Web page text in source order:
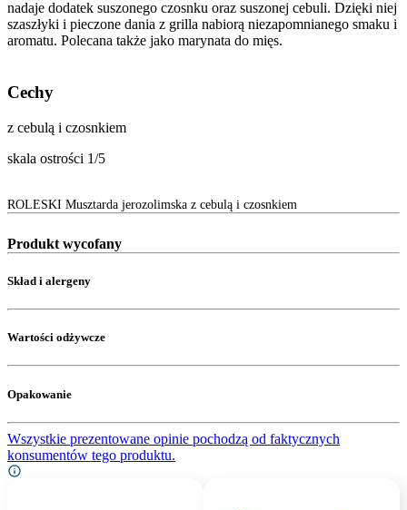
nadaje dodatek suszonego czosnku oraz suszonej cebuli.​ Dzięki niej
szaszłyki i pieczone dania z grilla nabiorą niezapomnianego smaku i
aromatu. Polecana także jako marynata do mięs.
Cechy
z cebulą i czosnkiem
skala ostrości 1/5
ROLESKI Musztarda jerozolimska z cebulą i czosnkiem
Produkt wycofany
Skład i alergeny
Wartości odżywcze
Opakowanie
Wszystkie prezentowane opinie pochodzą od faktycznych
konsumentów tego produktu.